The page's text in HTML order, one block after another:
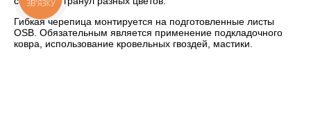
Гибкая черепица монтируется на подготовленные листы
OSB. Обязательным является применение подкладочного
ковра, использование кровельных гвоздей, мастики.
ЗВ'ЯЗКУ